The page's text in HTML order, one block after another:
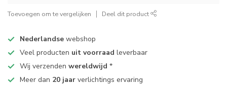
Toevoegen om te vergelijken Deel dit product
Nederlandse webshop
Veel producten uit voorraad leverbaar
Wij verzenden wereldwijd *
Meer dan 20 jaar verlichtings ervaring